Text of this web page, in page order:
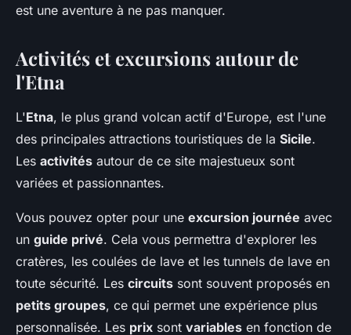
est une aventure à ne pas manquer.
Activités et excursions autour de
l'Etna
L'Etna, le plus grand volcan actif d'Europe, est l'une
des principales attractions touristiques de la Sicile.
Les activités autour de ce site majestueux sont
variées et passionnantes.
Vous pouvez opter pour une excursion journée avec
un guide privé. Cela vous permettra d'explorer les
cratères, les coulées de lave et les tunnels de lave en
toute sécurité. Les circuits sont souvent proposés en
petits groupes, ce qui permet une expérience plus
personnalisée. Les prix sont variables en fonction de